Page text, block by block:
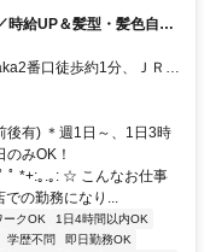
時給UP＆髪型・髪色自由
番口徒歩約1分、ＪＲ阪
和線 鶴ヶ丘徒歩約11分
後有) ＊週1日～、1日3時
みOK！
ﾟ *+:｡.｡: ☆ こんなお仕事
での勤務になり...
ークOK
1日4時間以内OK
学歴不問
即日勤務OK